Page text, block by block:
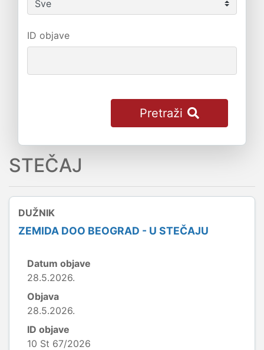
ID objave
Pretraži
STEČAJ
DUŽNIK
ZEMIDA DOO BEOGRAD - U STEČAJU
Datum objave
28.5.2026.
Objava
28.5.2026.
ID objave
10 St 67/2026